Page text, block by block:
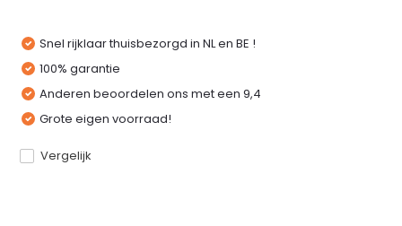
Snel rijklaar thuisbezorgd in NL en BE !
100% garantie
Anderen beoordelen ons met een 9,4
Grote eigen voorraad!
Vergelijk